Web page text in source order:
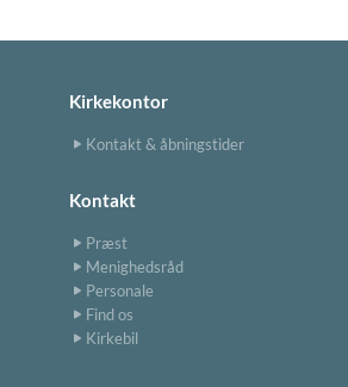
Kirkekontor
Kontakt & åbningstider
Kontakt
Præst
Menighedsråd
Personale
Find os
Kirkebil